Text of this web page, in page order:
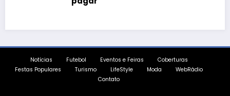
Notícias Futebol Eventos e Feiras
Coberturas
Festas Populares
Turismo LifeStyle Moda
WebRádio
Contato